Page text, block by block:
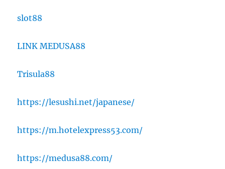
slot88
LINK MEDUSA88
Trisula88
https://lesushi.net/japanese/
https://m.hotelexpress53.com/
https://medusa88.com/